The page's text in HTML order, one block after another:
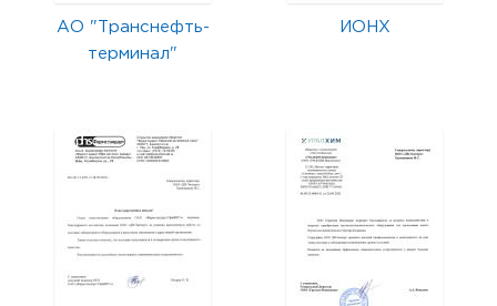
АО "Транснефть-
терминал"
ИОНХ